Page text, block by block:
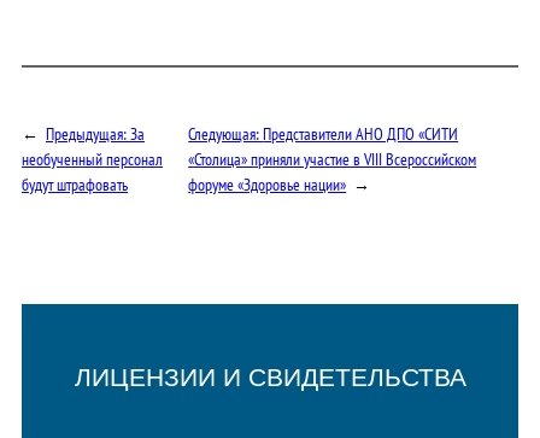
← Предыдущая:За
необученный персонал
будут штрафовать
Следующая:Представители АНО ДПО «СИТИ
«Столица» приняли участие в VIII Всероссийском
форуме «Здоровье нации» →
ЛИЦЕНЗИИ И СВИДЕТЕЛЬСТВА